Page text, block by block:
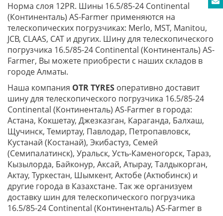
Норма слоя 12PR. Шины 16.5/85-24 Continental
(Континенталь) AS-Farmer применяются на
телескопических погрузчиках: Merlo, MST, Manitou,
JCB, CLAAS, CAT и других. Шину для телескопического
погрузчика 16.5/85-24 Continental (Континенталь) AS-
Farmer, Вы можете приобрести с наших складов в
городе Алматы.
Наша компания OTR TYRES оперативно доставит
шину для телескопического погрузчика 16.5/85-24
Continental (Континенталь) AS-Farmer в города:
Астана, Кокшетау, Джезказган, Караганда, Балхаш,
Щучинск, Темиртау, Павлодар, Петропавловск,
Кустанай (Костанай), Экибастуз, Семей
(Семипалатинск), Уральск, Усть-Каменогорск, Тараз,
Кызылорда, Байконур, Аксай, Атырау, Талдыкорган,
Актау, Туркестан, Шымкент, Актобе (Актюбинск) и
другие города в Казахстане. Так же организуем
доставку шин для телескопического погрузчика
16.5/85-24 Continental (Континенталь) AS-Farmer в